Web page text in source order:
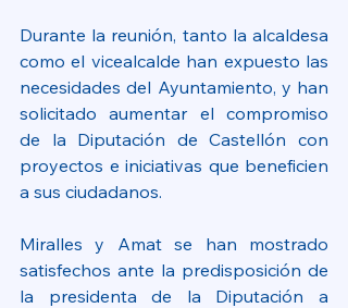
Durante la reunión, tanto la alcaldesa
como el vicealcalde han expuesto las
necesidades del Ayuntamiento, y han
solicitado aumentar el compromiso
de la Diputación de Castellón con
proyectos e iniciativas que beneficien
a sus ciudadanos.
Miralles y Amat se han mostrado
satisfechos ante la predisposición de
la presidenta de la Diputación a